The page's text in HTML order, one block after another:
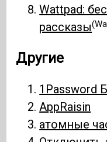
Wattpad:
рассказы
Другие
1Password
AppRaisin
атомные